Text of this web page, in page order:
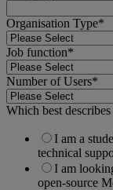
Organisation Type*
Job function*
Number of Users*
Which best
I am a
technical
I am
open-source